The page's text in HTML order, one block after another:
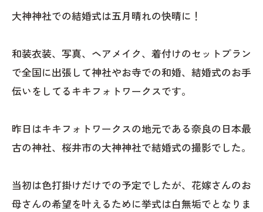
大神神社での結婚式は五月晴れの快晴に！
和装衣装、写真、ヘアメイク、着付けのセットプラン
で全国に出張して神社やお寺での和婚、結婚式のお手
伝いをしてるキキフォトワークスです。
昨日はキキフォトワークスの地元である奈良の日本最
古の神社、桜井市の大神神社で結婚式の撮影でした。
当初は色打掛けだけでの予定でしたが、花嫁さんのお
母さんの希望を叶えるために挙式は白無垢でとなりま